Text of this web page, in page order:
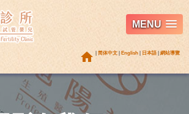
home 简体中文 English 日本語 網站導覽
MENU